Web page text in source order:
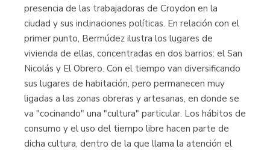
presencia de las trabajado­ras de Croydon en la
ciudad y sus inclinaciones políticas. En relación con el
primer punto, Bermúdez ilustra los lugares de
vivienda de ellas, concentradas en dos barrios: el San
Nicolás y El Obrero. Con el tiempo van diversificando
sus lugares de habitación, pero permanecen muy
ligadas a las zonas obreras y artesanas, en donde se
va "cocinando" una "cultura" particular. Los hábitos de
consumo y el uso del tiempo libre hacen parte de
dicha cultura, dentro de la que llama la atención el